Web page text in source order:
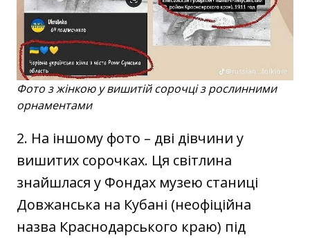
Фото з жінкою у вишитій сорочці з рослинними
орнаментами
2. На іншому фото – дві дівчини у
вишитих сорочках. Ця світлина
знайшлася у Фондах музею станиці
Довжанська на Кубані (неофіційна
назва Краснодарського краю) під